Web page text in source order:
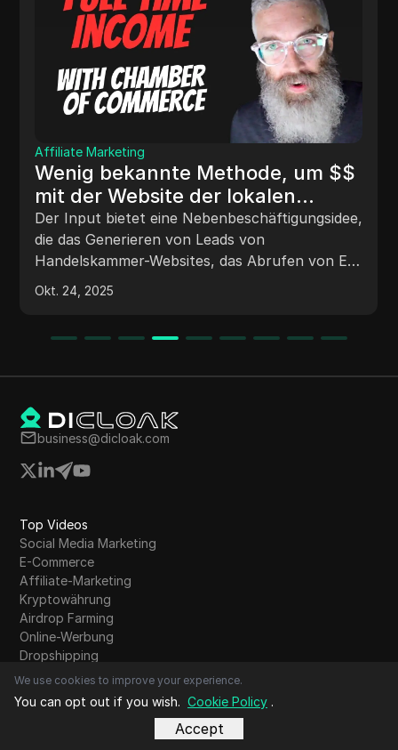
bekannte Methode, um $$
Website der lokalen
zu verdienen
bietet eine Nebenbeschäftigungsidee,
von Leads von
Websites, das Abrufen von E-
das Erstellen von KI-generierten
für potenzielle Kunden und das
Online-Geschäften durch
#
JETZT
Erfahren
mithilfe von
business@dicloak.com
Top Videos
Social Media Marketing
E-Commerce
Affiliate-Marketing
Kryptowährung
Airdrop Farming
Online-Werbung
Dropshipping
Web-Scraping
Online-Privatsphäre
We use cookies to improve your experience.
You can opt out if you wish. Cookie Policy .
Accept